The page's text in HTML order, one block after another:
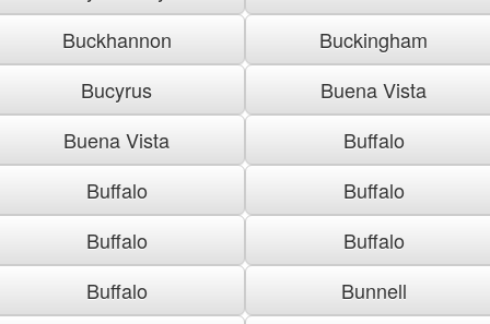
Buckhannon
Buckingham
Bucyrus
Buena Vista
Buena Vista
Buffalo
Buffalo
Buffalo
Buffalo
Buffalo
Buffalo
Bunnell